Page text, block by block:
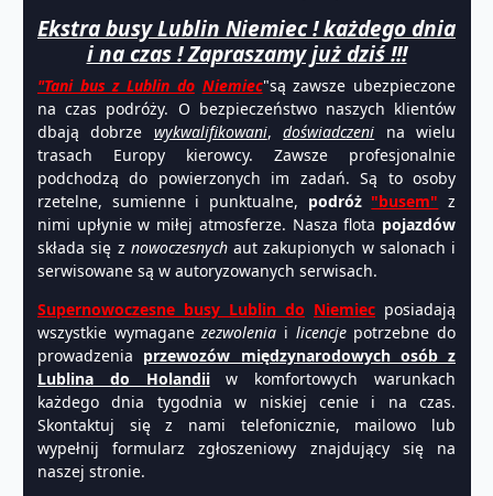
Ekstra busy Lublin Niemiec ! każdego dnia
i na czas ! Zapraszamy już dziś !!!
"Tani bus z Lublin do Niemiec"są zawsze ubezpieczone
na czas podróży. O bezpieczeństwo naszych klientów
dbają dobrze wykwalifikowani,doświadczeni na wielu
trasach Europy kierowcy. Zawsze profesjonalnie
podchodzą do powierzonych im zadań. Są to osoby
rzetelne, sumienne i punktualne, podróż "busem" z
nimi upłynie w miłej atmosferze. Nasza flota pojazdów
składa się z nowoczesnychaut zakupionych w salonach i
serwisowane są w autoryzowanych serwisach.
Supernowoczesne busy Lublin do Niemiec posiadają
wszystkie wymaganezezwolenia i licencjepotrzebne do
prowadzenia przewozów międzynarodowych osób z
Lublina do Holandiiw komfortowych warunkach
każdego dnia tygodnia w niskiej cenie i na czas.
Skontaktuj się z nami telefonicznie, mailowo lub
wypełnij formularz zgłoszeniowy znajdujący się na
naszej stronie.